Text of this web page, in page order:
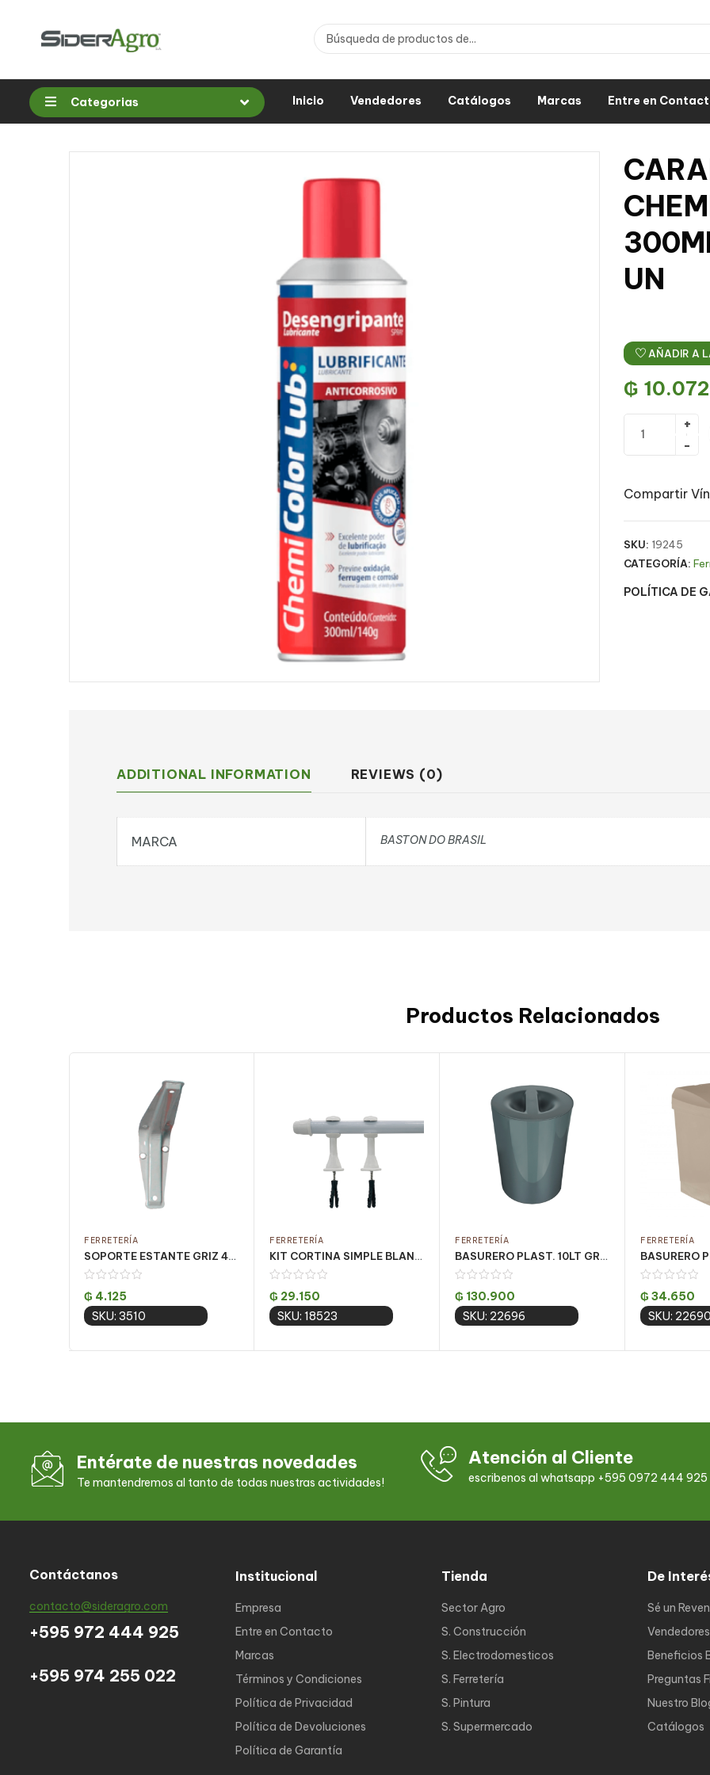
Categorias Inicio Vendedores Catálogos Marcas Entre en
UN
AÑADIR A
₲ 10.072
Compartir
SKU: 19245
CATEGORÍA:
POLÍTICA DE
ADDITIONAL INFORMATION REVIEWS (0)
MARCA BASTON DO BRASIL
Productos Relacionados
FERRETERÍA
SOPORTE ESTANTE GRIZ 4×6 CJ 24 UN
₲ 4.125
SKU: 3510
Add to cart
FERRETERÍA
KIT CORTINA SIMPLE BLANCO 2.50 MT (PQT C/ 5 UN)
₲ 29.150
SKU: 18523
Add to cart
FERRETERÍA
BASURERO PLAST. 10LT GRIS PREMIUM VULCANO
₲ 130.900
SKU: 22696
Add to cart
FERRETERÍA
₲ 34.650
SKU: 22690
Entérate de nuestras novedades
Te mantendremos al tanto de todas nuestras actividades!
Atención al Cliente
escribenos al whatsapp +595 0972 444 925
Contáctanos
contacto@sideragro.com
+595 972 444 925
+595 974 255 022
Institucional
Empresa
Entre en Contacto
Marcas
Términos y Condiciones
Política de Privacidad
Política de Devoluciones
Política de Garantía
Tienda
Sector Agro
S. Construcción
S. Electrodomesticos
S. Ferretería
S. Pintura
S. Supermercado
De
Sé un
Vendedores
Beneficios
Preguntas
Nuestro
Catálogos